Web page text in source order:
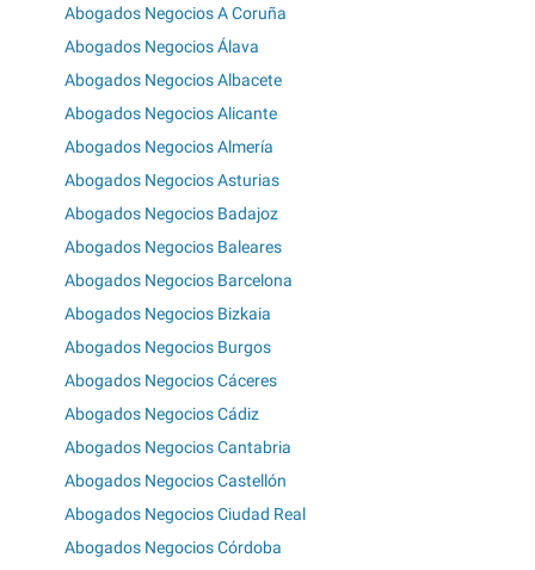
Abogados Negocios A Coruña
Abogados Negocios Álava
Abogados Negocios Albacete
Abogados Negocios Alicante
Abogados Negocios Almería
Abogados Negocios Asturias
Abogados Negocios Badajoz
Abogados Negocios Baleares
Abogados Negocios Barcelona
Abogados Negocios Bizkaia
Abogados Negocios Burgos
Abogados Negocios Cáceres
Abogados Negocios Cádiz
Abogados Negocios Cantabria
Abogados Negocios Castellón
Abogados Negocios Ciudad Real
Abogados Negocios Córdoba